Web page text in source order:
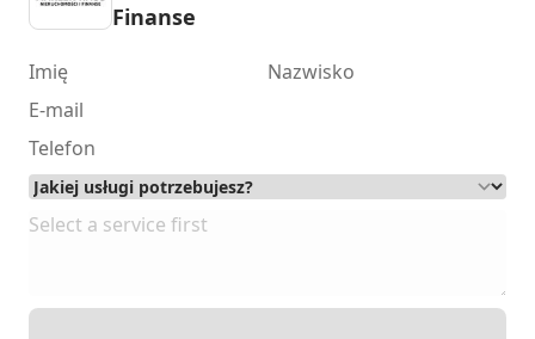
Finanse